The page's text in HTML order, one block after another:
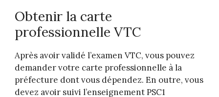
Obtenir la carte
professionnelle VTC
Après avoir validé l’examen VTC, vous pouvez
demander votre carte professionnelle à la
préfecture dont vous dépendez. En outre, vous
devez avoir suivi l’enseignement PSC1